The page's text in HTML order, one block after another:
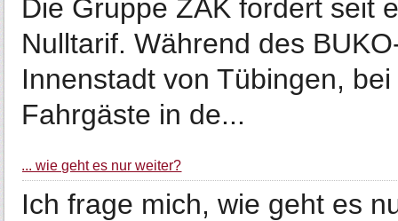
Die Gruppe ZAK fordert seit
Nulltarif. Während des
Innenstadt von Tübingen,
Fahrgäste in de...
... wie geht es nur weiter?
Ich frage mich, wie geht es